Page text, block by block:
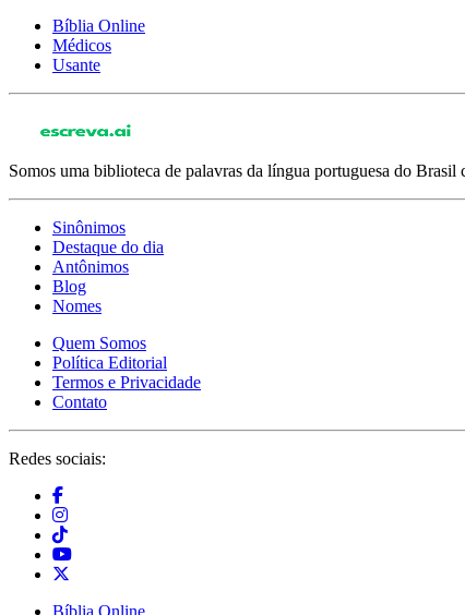
Bíblia Online
Médicos
Usante
Somos uma biblioteca de palavras da língua portuguesa do
Sinônimos
Destaque do dia
Antônimos
Blog
Nomes
Quem Somos
Política Editorial
Termos e Privacidade
Contato
Redes sociais: